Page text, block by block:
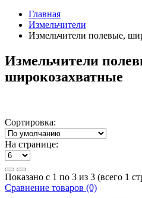
Главная
Измельчители
Измельчители полевые,
Измельчители
широкозахватные
Сортировка:
На странице:
Показано с 1 по 3 из 3 (всего 1
Сравнение товаров (0)